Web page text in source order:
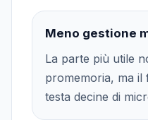
Meno gestione
La parte più utile
promemoria, ma il
testa decine di